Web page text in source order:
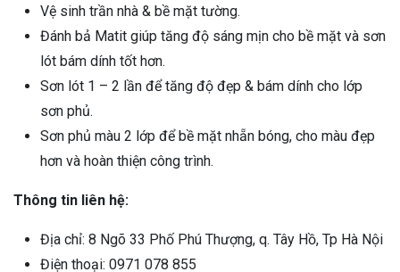
Vệ sinh trần nhà & bề mặt tường.
Đánh bả Matit giúp tăng độ sáng mịn cho bề mặt và sơn
lót bám dính tốt hơn.
Sơn lót 1 – 2 lần để tăng độ đẹp & bám dính cho lớp
sơn phủ.
Sơn phủ màu 2 lớp để bề mặt nhẵn bóng, cho màu đẹp
hơn và hoàn thiện công trình.
Thông tin liên hệ:
Địa chỉ: 8 Ngõ 33 Phố Phú Thượng, q. Tây Hồ, Tp Hà Nội
Điện thoại: 0971 078 855